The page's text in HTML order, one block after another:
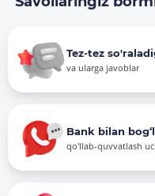
Tez-tez
va ularga javoblar
Bank bilan
qo'llab-quvvatlash